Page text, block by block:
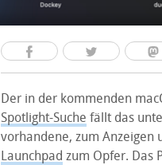
Der in der kommenden
Spotlight-Suche fällt das
vorhandene, zum Anzeigen
Launchpad zum Opfer. Das